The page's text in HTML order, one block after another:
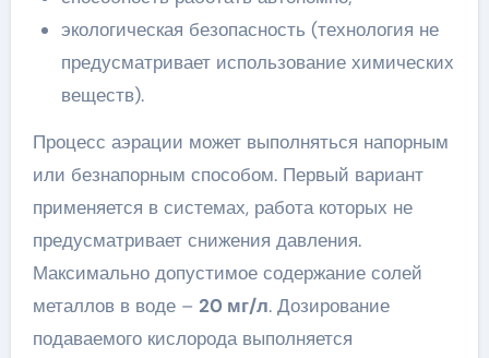
экологическая безопасность (технология не
предусматривает использование химических
веществ).
Процесс аэрации может выполняться напорным
или безнапорным способом. Первый вариант
применяется в системах, работа которых не
предусматривает снижения давления.
Максимально допустимое содержание солей
металлов в воде – 20 мг/л. Дозирование
подаваемого кислорода выполняется